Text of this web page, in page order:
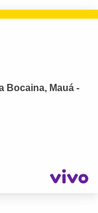
Bocaina, Mauá -